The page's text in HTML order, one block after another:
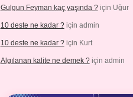
Gulgun Feyman kaç yaşında ?için Uğur
10 deste ne kadar ?için admin
10 deste ne kadar ?için Kurt
Algılanan kalite ne demek ?için admin